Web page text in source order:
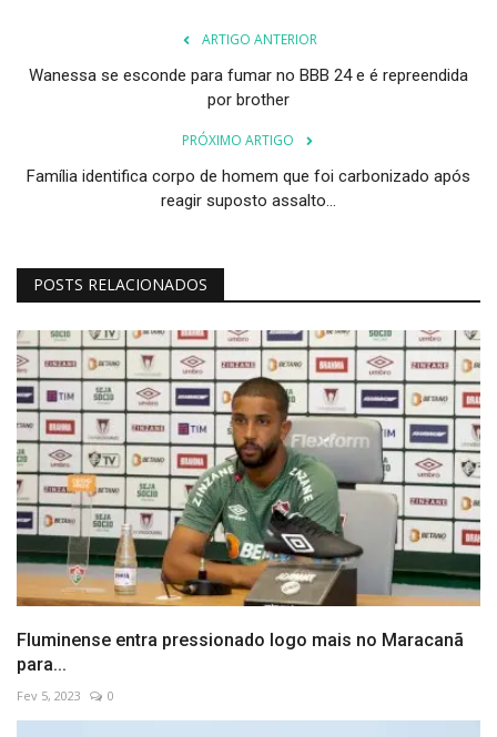
ARTIGO ANTERIOR
Wanessa se esconde para fumar no BBB 24 e é repreendida
por brother
PRÓXIMO ARTIGO
Família identifica corpo de homem que foi carbonizado após
reagir suposto assalto...
POSTS RELACIONADOS
Fluminense entra pressionado logo mais no Maracanã
para...
Fev 5, 2023 0